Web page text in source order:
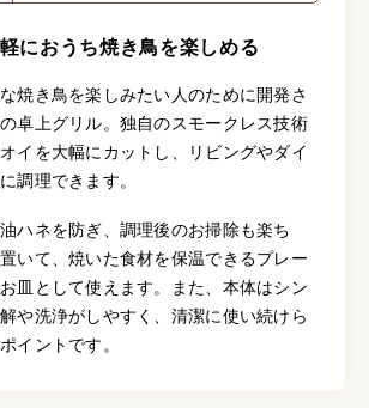
におうち焼き鳥を楽しめる
焼き鳥を楽しみたい人のために開発さ
卓上グリル。独自のスモークレス技術
イを大幅にカットし、リビングやダイ
調理できます。
ハネを防ぎ、調理後のお掃除も楽ち
いて、焼いた食材を保温できるプレー
皿として使えます。また、本体はシン
や洗浄がしやすく、清潔に使い続けら
イントです。